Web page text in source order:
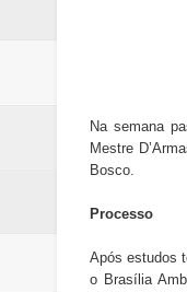
Na semana
Mestre
Bosco.
Processo
Após estudos
o Brasília